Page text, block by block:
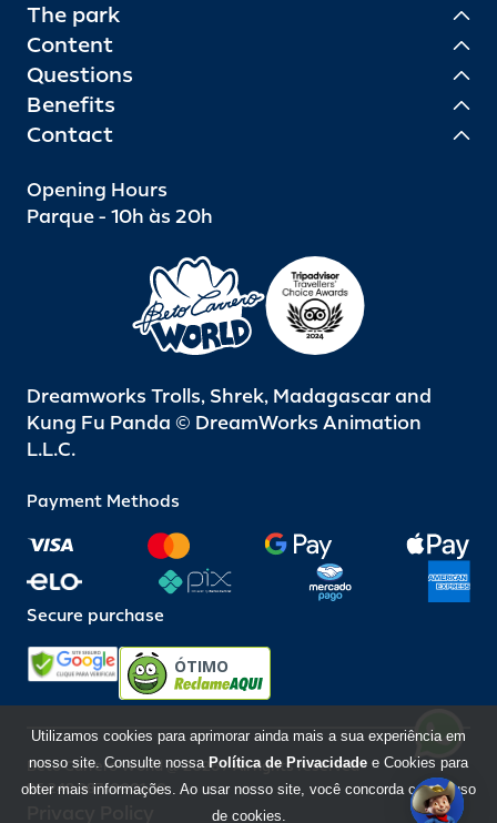
The park
Content
Questions
Benefits
Contact
Opening Hours
Parque - 10h às 20h
Dreamworks Trolls, Shrek, Madagascar and
Kung Fu Panda © DreamWorks Animation
L.L.C.
Payment Methods
Secure purchase
ÓTIMO
Beto Carrero World @ 2026 / All rights reserved
85.248.987/0001-10
Utilizamos cookies para aprimorar ainda mais a sua experiência em
nosso site. Consulte nossa Política de Privacidade e Cookies para
obter mais informações. Ao usar nosso site, você concorda com o uso
de cookies.